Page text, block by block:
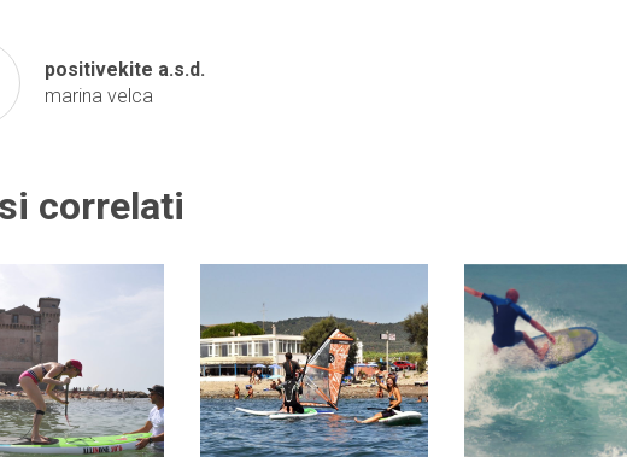
positivekite a.s.d.
marina velca
correlati